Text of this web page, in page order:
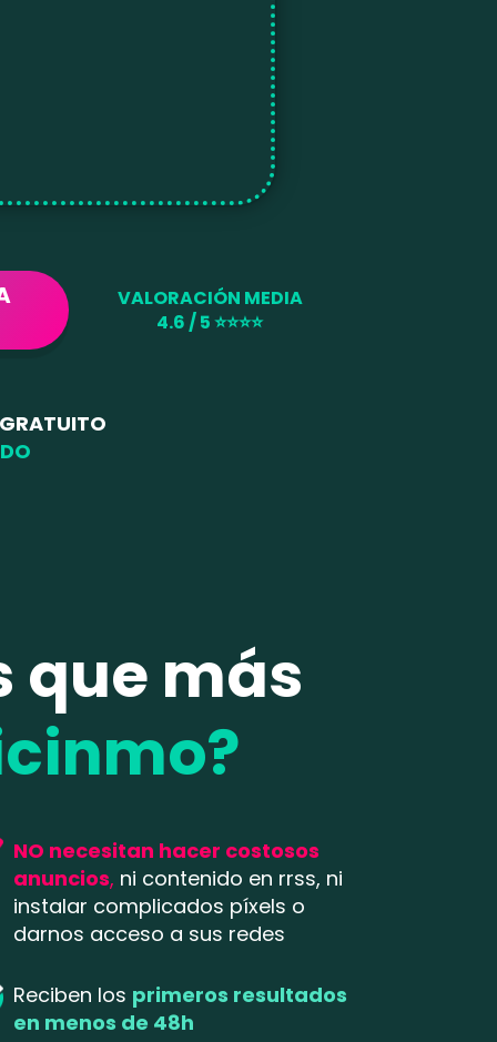
VALORACIÓN MEDIA
4.6 / 5 ⭐⭐⭐⭐
que más
?
NO necesitan hacer costosos
anuncios, ni contenido en rrss, ni
instalar complicados píxels o
darnos acceso a sus redes
Reciben los primeros resultados
en menos de 48h